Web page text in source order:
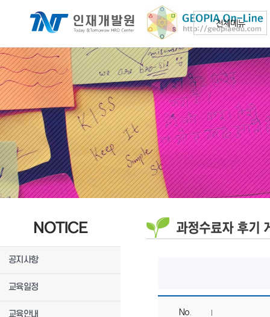
전체메뉴
NOTICE
공지사항
교육일정
교육안내
과정수료자 후기
No.